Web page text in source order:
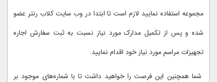
مجموعه استفاده نمایید لازم است تا ابتدا در وب سایت کلاب رنتر عضو
شده و پس از تکمیل مدارک مورد نیاز نسبت به ثبت سفارش اجاره
تجهیزات مراسم مورد نیاز خود اقدام نمایید.
شما همچنین این فرصت را خواهید داشت تا با شماره‌های موجود بر